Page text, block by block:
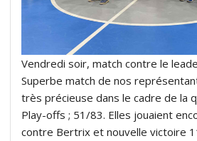
Vendredi soir, match contre le
Superbe match de nos
très précieuse dans le cadre de la
Play-offs ; 51/83. Elles jouaient
contre Bertrix et nouvelle victoire